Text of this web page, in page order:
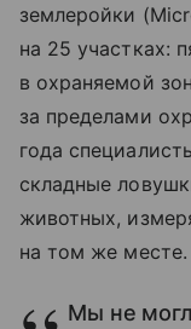
землеройки
на 25 участках:
в охраняемой
за пределами
года
складные
животных,
на том же месте.
Мы не